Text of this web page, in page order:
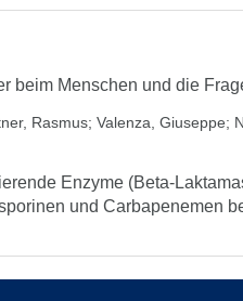
beim Menschen und die
Rasmus; Valenza, Giuseppe;
Enzyme (Beta-
und Carbapenemen